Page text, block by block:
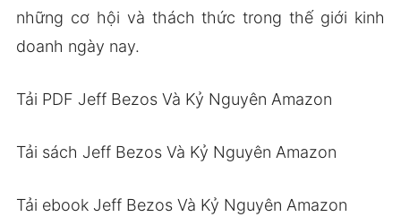
những cơ hội và thách thức trong thế giới kinh
doanh ngày nay.
Tải PDF Jeff Bezos Và Kỷ Nguyên Amazon
Tải sách Jeff Bezos Và Kỷ Nguyên Amazon
Tải ebook Jeff Bezos Và Kỷ Nguyên Amazon